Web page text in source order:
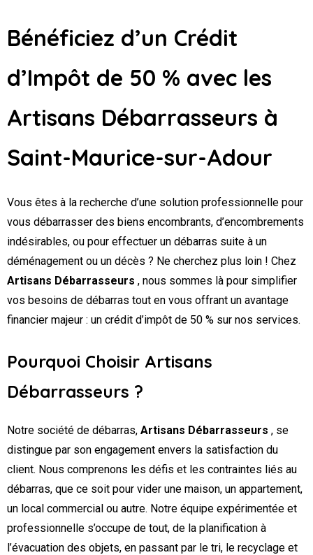
Bénéficiez d’un Crédit
d’Impôt de 50 % avec les
Artisans Débarrasseurs à
Saint-Maurice-sur-Adour
Vous êtes à la recherche d’une solution professionnelle pour
vous débarrasser des biens encombrants, d’encombrements
indésirables, ou pour effectuer un débarras suite à un
déménagement ou un décès ? Ne cherchez plus loin ! Chez
Artisans Débarrasseurs , nous sommes là pour simplifier
vos besoins de débarras tout en vous offrant un avantage
financier majeur : un crédit d’impôt de 50 % sur nos services.
Pourquoi Choisir Artisans
Débarrasseurs ?
Notre société de débarras, Artisans Débarrasseurs , se
distingue par son engagement envers la satisfaction du
client. Nous comprenons les défis et les contraintes liés au
débarras, que ce soit pour vider une maison, un appartement,
un local commercial ou autre. Notre équipe expérimentée et
professionnelle s’occupe de tout, de la planification à
l’évacuation des objets, en passant par le tri, le recyclage et